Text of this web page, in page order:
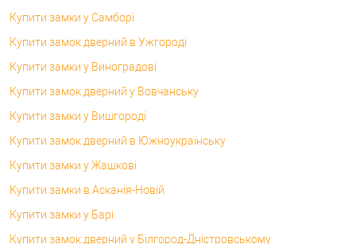
Купити замки у Самборі
Купити замок дверний в Ужгороді
Купити замки у Виноградові
Купити замок дверний у Вовчанську
Купити замки у Вишгороді
Купити замок дверний в Южноукраїнську
Купити замки у Жашкові
Купити замки в Асканія-Новій
Купити замки у Барі
Купити замок дверний у Білгород-Дністровському